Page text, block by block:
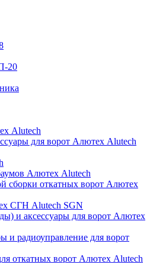
20
Alutech
для ворот Алютех Alutech
Алютех Alutech
сборки откатных ворот Алютех
СГН Alutech SGN
и аксессуары для ворот Алютех
и радиоуправление для ворот
откатных ворот Алютех Alutech